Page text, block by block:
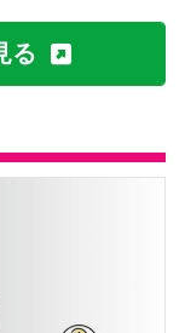
る